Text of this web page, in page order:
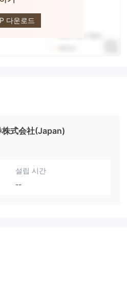
다운로드
One Asia
株式会社(Japan)
설립 시간
--